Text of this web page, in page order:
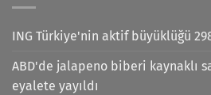
ING Türkiye'nin aktif büyüklüğü
ABD'de jalapeno biberi kaynaklı
eyalete yayıldı